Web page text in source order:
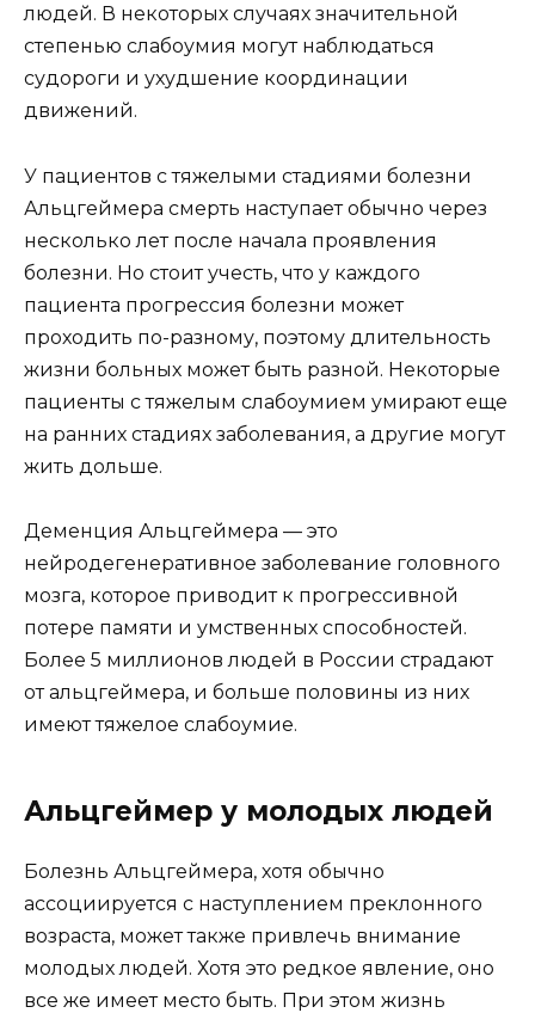
людей. В некоторых случаях значительной
степенью слабоумия могут наблюдаться
судороги и ухудшение координации
движений.
У пациентов с тяжелыми стадиями болезни
Альцгеймера смерть наступает обычно через
несколько лет после начала проявления
болезни. Но стоит учесть, что у каждого
пациента прогрессия болезни может
проходить по-разному, поэтому длительность
жизни больных может быть разной. Некоторые
пациенты с тяжелым слабоумием умирают еще
на ранних стадиях заболевания, а другие могут
жить дольше.
Деменция Альцгеймера — это
нейродегенеративное заболевание головного
мозга, которое приводит к прогрессивной
потере памяти и умственных способностей.
Более 5 миллионов людей в России страдают
от альцгеймера, и больше половины из них
имеют тяжелое слабоумие.
Альцгеймер у молодых людей
Болезнь Альцгеймера, хотя обычно
ассоциируется с наступлением преклонного
возраста, может также привлечь внимание
молодых людей. Хотя это редкое явление, оно
все же имеет место быть. При этом жизнь